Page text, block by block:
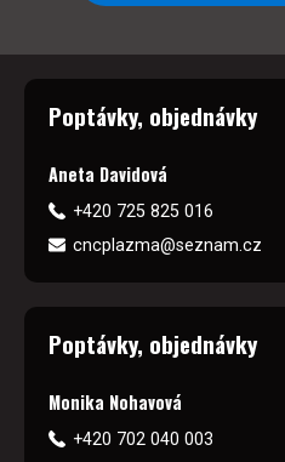
Poptávky, objednávky
Aneta Davidová
+420 725 825 016
cncplazma@seznam.cz
Poptávky, objednávky
Monika Nohavová
+420 702 040 003